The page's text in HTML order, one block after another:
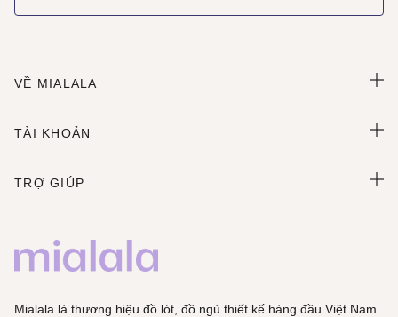
VỀ MIALALA
TÀI KHOẢN
TRỢ GIÚP
Mialala là thương hiệu đồ lót, đồ ngủ thiết kế hàng đầu Việt Nam.